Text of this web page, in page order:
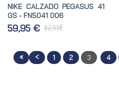
NIKE CALZADO PEGASUS 41
GS - FN5041 006
59,95 € 82,95€
« < 1 2 3 4